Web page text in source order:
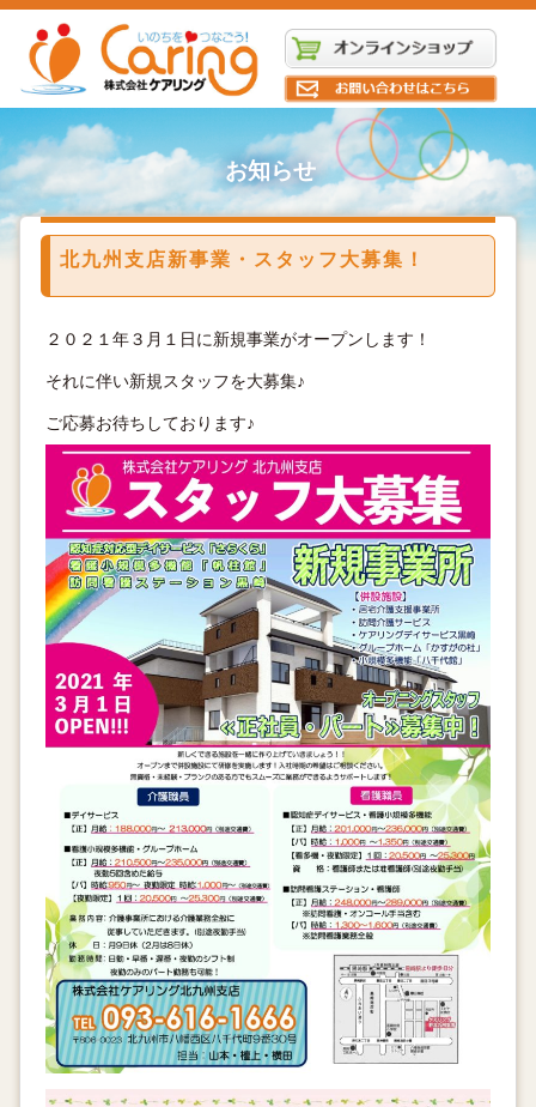
お知らせ
北九州支店新事業・スタッフ大募集！
２０２１年３月１日に新規事業がオープンします！
それに伴い新規スタッフを大募集♪
ご応募お待ちしております♪